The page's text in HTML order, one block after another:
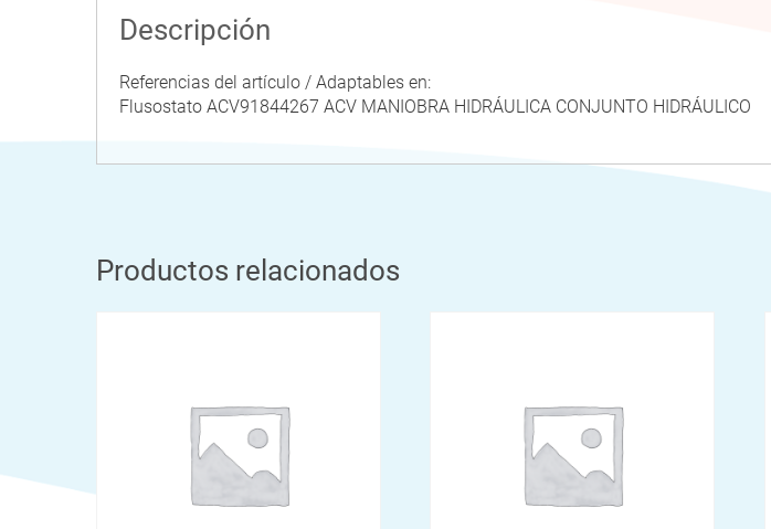
Descripción
Referencias del artículo / Adaptables en:
Flusostato ACV91844267 ACV MANIOBRA HIDRÁULICA CONJUNTO HIDRÁULICO
Productos relacionados